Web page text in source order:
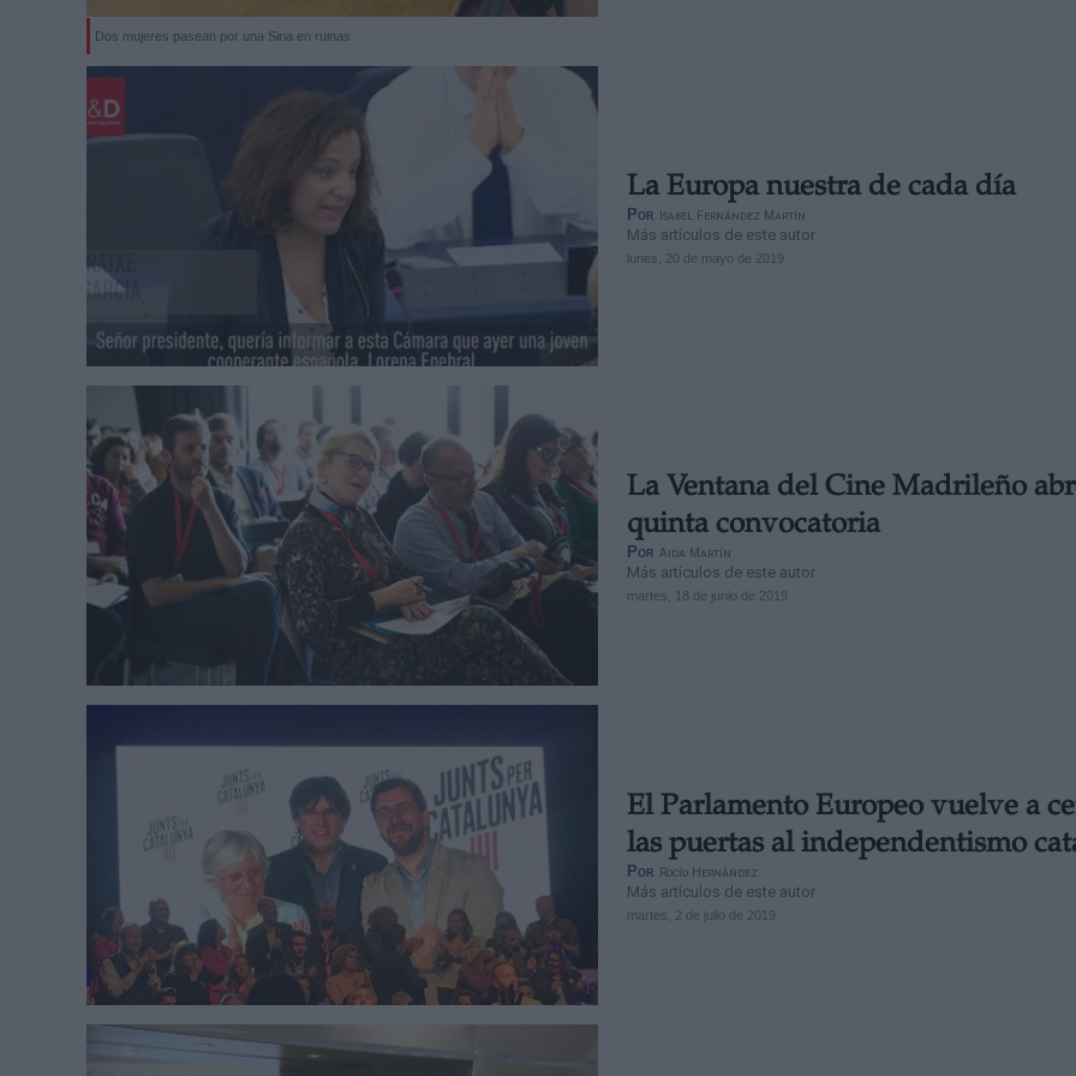
Dos mujeres pasean por una Siria en ruinas
La Europa nuestra de cada día
Por Isabel Fernández Martín
Más artículos de este autor
lunes, 20 de mayo de 2019
La Ventana del Cine Madrileño
quinta convocatoria
Por Aida Martín
Más artículos de este autor
martes, 18 de junio de 2019
El Parlamento Europeo vuelve a
las puertas al independentismo
Por Rocío Hernández
Más artículos de este autor
martes, 2 de julio de 2019